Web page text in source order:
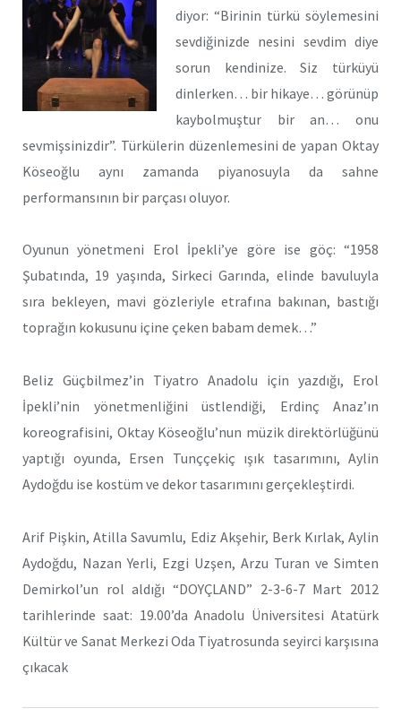
diyor: “Birinin türkü söylemesini
sevdiğinizde nesini sevdim diye
sorun kendinize. Siz türküyü
dinlerken… bir hikaye… görünüp
kaybolmuştur bir an… onu
sevmişsinizdir”. Türkülerin düzenlemesini de yapan Oktay
Köseoğlu aynı zamanda piyanosuyla da sahne
performansının bir parçası oluyor.
Oyunun yönetmeni Erol İpekli’ye göre ise göç: “1958
Şubatında, 19 yaşında, Sirkeci Garında, elinde bavuluyla
sıra bekleyen, mavi gözleriyle etrafına bakınan, bastığı
toprağın kokusunu içine çeken babam demek…”
Beliz Güçbilmez’in Tiyatro Anadolu için yazdığı, Erol
İpekli’nin yönetmenliğini üstlendiği, Erdinç Anaz’ın
koreografisini, Oktay Köseoğlu’nun müzik direktörlüğünü
yaptığı oyunda, Ersen Tunççekiç ışık tasarımını, Aylin
Aydoğdu ise kostüm ve dekor tasarımını gerçekleştirdi.
Arif Pişkin, Atilla Savumlu, Ediz Akşehir, Berk Kırlak, Aylin
Aydoğdu, Nazan Yerli, Ezgi Uzşen, Arzu Turan ve Simten
Demirkol’un rol aldığı “DOYÇLAND” 2-3-6-7 Mart 2012
tarihlerinde saat: 19.00’da Anadolu Üniversitesi Atatürk
Kültür ve Sanat Merkezi Oda Tiyatrosunda seyirci karşısına
çıkacak